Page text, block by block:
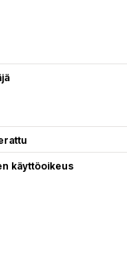
käyttöoikeus